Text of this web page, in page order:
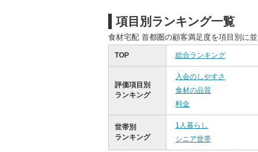
項目別ランキング一覧
食材宅配 首都圏の顧客満足度を項目別に
TOP 総合ランキング
評価項目別
ランキング
入会のしやすさ
食材の品質
料金
世帯別
ランキング
1人暮らし
シニア世帯